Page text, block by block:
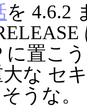
を 4.6.2
に置こ
な セ
うな。